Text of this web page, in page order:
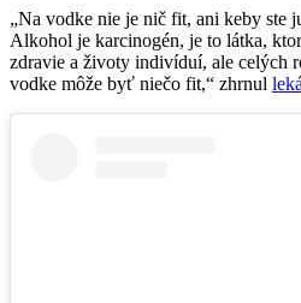
„Na vodke nie je nič fit, ani keby
Alkohol je karcinogén, je to látka,
zdravie a životy indivíduí, ale celých
vodke môže byť niečo fit,“ zhrnul